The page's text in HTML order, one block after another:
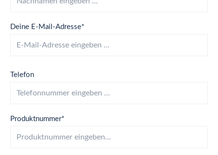
Deine E-Mail-Adresse*
Telefon
Produktnummer*